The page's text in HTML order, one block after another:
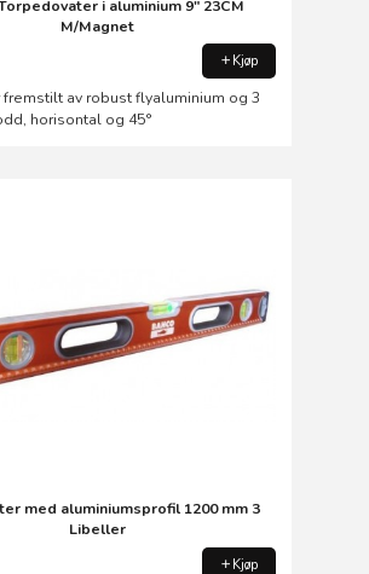
i aluminium 9" 23CM
M/Magnet
Kjøp
fremstilt av robust flyaluminium og 3
horisontal og 45°
med aluminiumsprofil 1200 mm 3
Libeller
Kjøp